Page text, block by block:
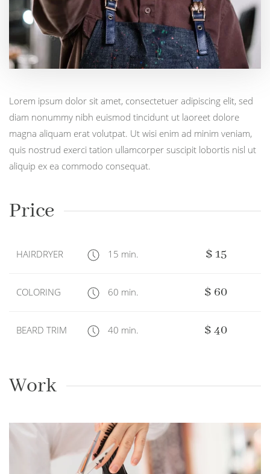
Lorem ipsum dolor sit amet, consectetuer adipiscing elit, sed
diam nonummy nibh euismod tincidunt ut laoreet dolore
magna aliquam erat volutpat. Ut wisi enim ad minim veniam,
quis nostrud exerci tation ullamcorper suscipit lobortis nisl ut
aliquip ex ea commodo consequat.
Price
HAIRDRYER 15 min. $ 15
COLORING 60 min. $ 60
BEARD TRIM 40 min. $ 40
Work